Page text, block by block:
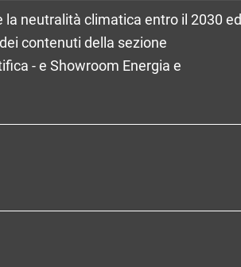
neutralità climatica entro il 2030 ed
contenuti della sezione
- e Showroom Energia e